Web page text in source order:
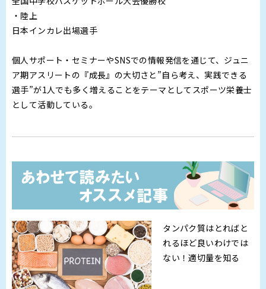
・陸上
日本インカレ出場選手
個人サポート・セミナーやSNSでの情報発信を通じて、ジュニ
ア期アスリートの『成長』の大切さと”自ら考え、実践できる
選手”が1人でも多く増えることをテーマとしてスポーツ栄養士
として活動している。
タンパク質はとればと
れるほど良いわけでは
ない！適切量を知る